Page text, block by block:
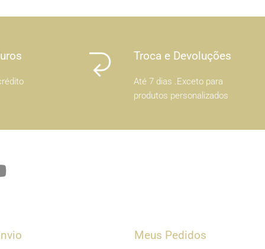
Troca e Devoluções
Até 7 dias .Exceto para
produtos personalizados
Meus Pedidos